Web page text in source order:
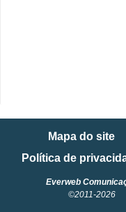
Mapa do site
Política de
Everweb
©2011-2026